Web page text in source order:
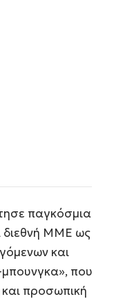
παγκόσμια
διεθνή ΜΜΕ ως
και
που
προσωπική